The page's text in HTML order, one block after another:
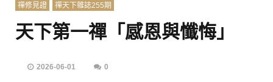
禪修見證 禪天下雜誌255期
天下第一禪「感恩與懺悔」
2026-06-01 0